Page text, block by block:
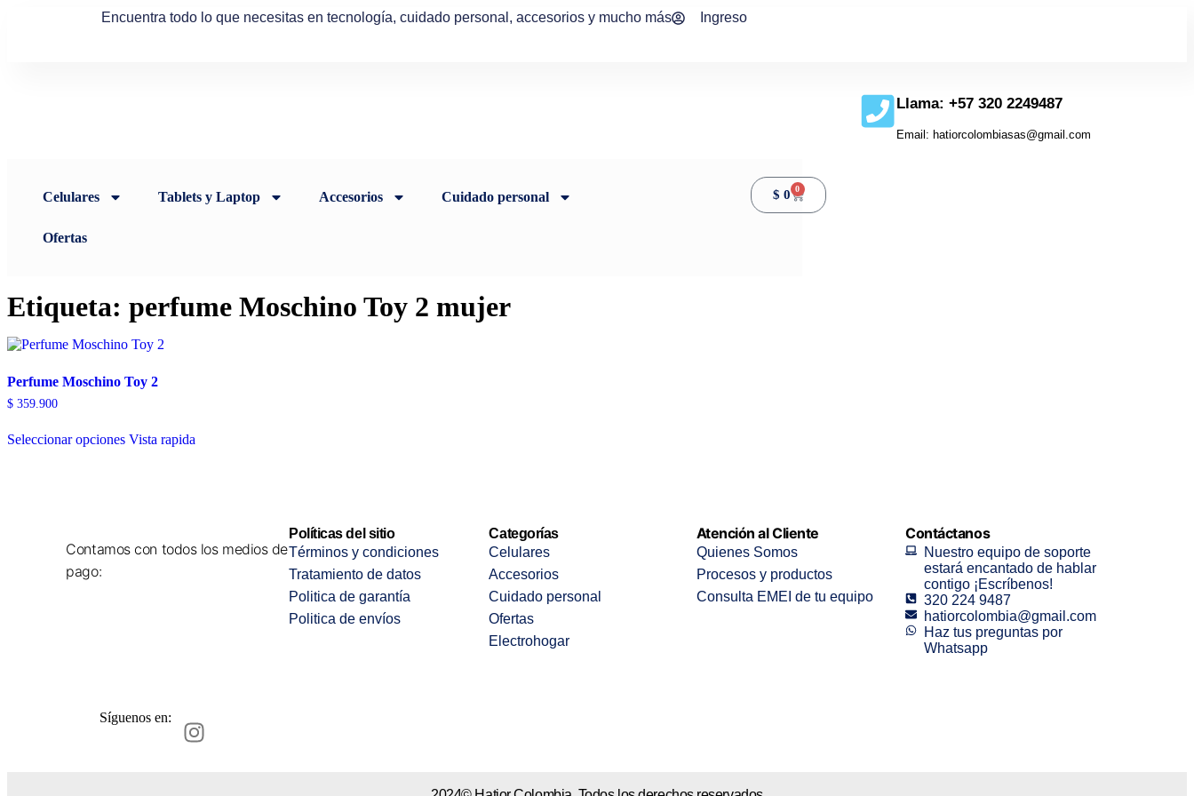
Encuentra todo lo que necesitas en tecnología, cuidado personal, accesorios y mucho más Ingreso
Llama: +57 320 2249487
Email: hatiorcolombiasas@gmail.com
Celulares Tablets y Laptop Accesorios Cuidado personal
Ofertas
$ 0 0
Etiqueta: perfume Moschino Toy 2 mujer
Perfume Moschino Toy 2
$ 359.900
Seleccionar opciones Vista rapida
Contamos con todos los medios de
pago:
Políticas del sitio
Términos y condiciones
Tratamiento de datos
Politica de garantía
Politica de envíos
Categorías
Celulares
Accesorios
Cuidado personal
Ofertas
Electrohogar
Atención al Cliente
Quienes Somos
Procesos y productos
Consulta EMEI de tu equipo
Contáctanos
Nuestro equipo de soporte
estará encantado de hablar
contigo ¡Escríbenos!
320 224 9487
hatiorcolombia@gmail.com
Haz tus preguntas por
Whatsapp
Síguenos en: